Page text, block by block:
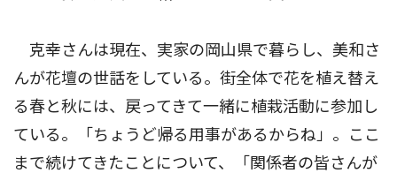
克幸さんは現在、実家の岡山県で暮らし、美和さ
んが花壇の世話をしている。街全体で花を植え替え
る春と秋には、戻ってきて一緒に植栽活動に参加し
ている。「ちょうど帰る用事があるからね」。ここ
まで続けてきたことについて、「関係者の皆さんが